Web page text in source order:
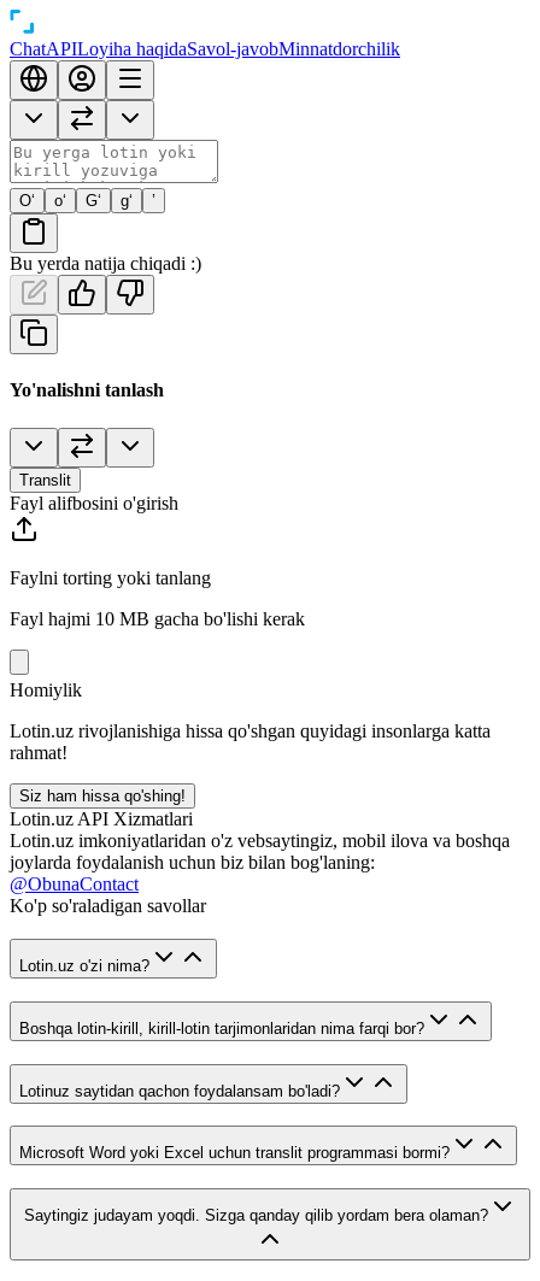
ChatAPILoyiha haqidaSavol-javobMinnatdorchilik
O‘ o‘ G‘ g‘ ’
Bu yerda natija chiqadi :)
Yo'nalishni tanlash
Translit
Fayl alifbosini o'girish
Faylni torting yoki tanlang
Fayl hajmi 10 MB gacha bo'lishi kerak
Homiylik
Lotin.uz rivojlanishiga hissa qo'shgan quyidagi insonlarga katta
rahmat!
Siz ham hissa qo'shing!
Lotin.uz API Xizmatlari
Lotin.uz imkoniyatlaridan o'z vebsaytingiz, mobil ilova va boshqa
joylarda foydalanish uchun biz bilan bog'laning:
@ObunaContact
Ko'p so'raladigan savollar
Lotin.uz o'zi nima?
Boshqa lotin-kirill, kirill-lotin tarjimonlaridan nima farqi bor?
Lotinuz saytidan qachon foydalansam bo'ladi?
Microsoft Word yoki Excel uchun translit programmasi bormi?
Saytingiz judayam yoqdi. Sizga qanday qilib yordam bera olaman?